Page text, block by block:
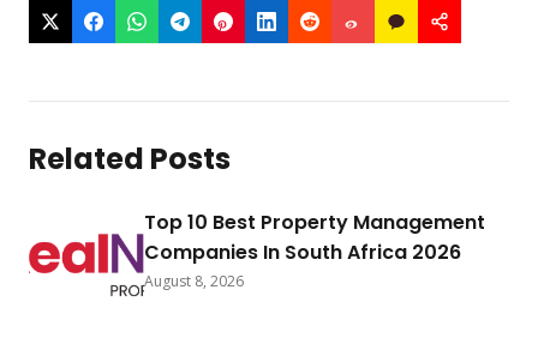
Related Posts
Top 10 Best Property Management
Companies In South Africa 2026
August 8, 2026